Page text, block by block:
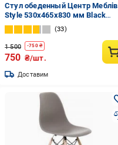
Стул обеденный Центр Меблів
Style 530x465x830 мм Black
черный / бук
33
1 500 -750₴
750 ₴/шт.
Доставим